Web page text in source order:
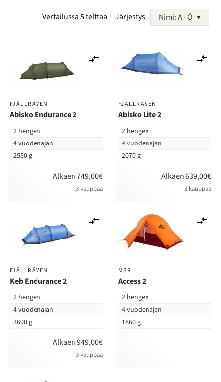
Vertailussa 5 telttaa Järjestys Nimi: A - Ö
FJÄLLRÄVEN
Abisko Endurance 2
2 hengen
4 vuodenajan
2550 g
Alkaen 749,00€
3 kauppaa
vertailuun
FJÄLLRÄVEN
Abisko Lite 2
2 hengen
4 vuodenajan
2070 g
Alkaen 639,00€
3 kauppaa
FJÄLLRÄVEN
Keb Endurance 2
2 hengen
4 vuodenajan
3690 g
Alkaen 949,00€
3 kauppaa
vertailuun
MSR
Access 2
2 hengen
4 vuodenajan
1860 g